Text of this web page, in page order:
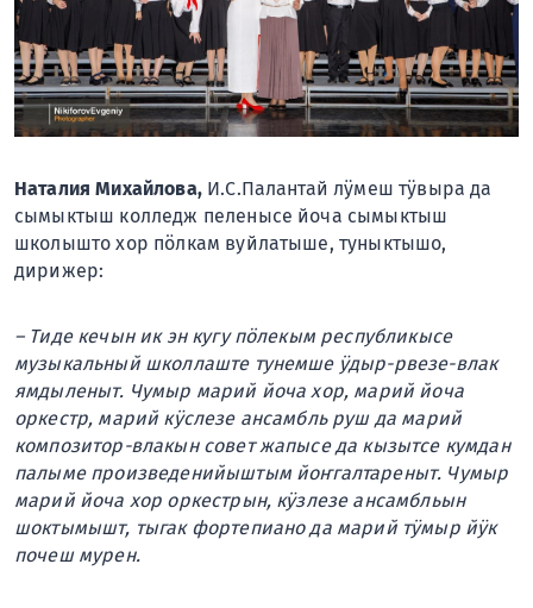
Наталия Михайлова, И.С.Палантай лӱмеш тӱвыра да
сымыктыш колледж пеленысе йоча сымыктыш
школышто хор пӧлкам вуйлатыше, туныктышо,
дирижер:
– Тиде кечын ик эн кугу пӧлекым республикысе
музыкальный школлаште тунемше ӱдыр-рвезе-влак
ямдыленыт. Чумыр марий йоча хор, марий йоча
оркестр, марий кӱслезе ансамбль руш да марий
композитор-влакын совет жапысе да кызытсе кумдан
палыме произведенийыштым йоҥгалтареныт. Чумыр
марий йоча хор оркестрын, кӱзлезе ансамбльын
шоктымышт, тыгак фортепиано да марий тӱмыр йӱк
почеш мурен.